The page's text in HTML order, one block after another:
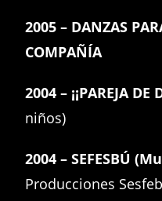
2005 – DANZAS
COMPAÑÍA
2004 – ¡¡PAREJA DE
niños)
2004 – SEFESBÚ
Producciones